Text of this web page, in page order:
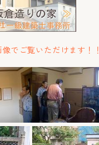
でご覧いただけます！！